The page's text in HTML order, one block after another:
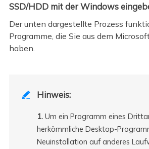
SSD/HDD mit der Windows
Der unten dargestellte Prozess
Programme, die Sie aus dem
haben.
 Hinweis:
1.Um ein Programm eines
herkömmliche Desktop-
Neuinstallation auf anderes